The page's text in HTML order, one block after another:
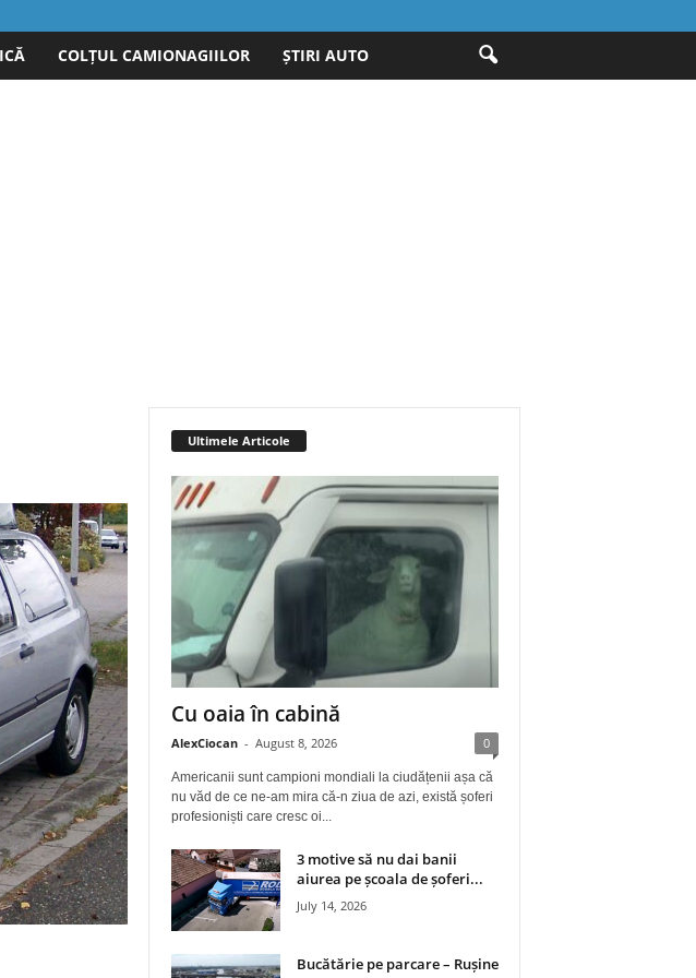
COLȚUL CAMIONAGIILOR ȘTIRI AUTO
Ultimele Articole
Cu oaia în cabină
AlexCiocan - August 8, 2026 0
Americanii sunt campioni mondiali la ciudățenii așa că
nu văd de ce ne-am mira că-n ziua de azi, există șoferi
profesioniști care cresc oi...
3 motive să nu dai banii
aiurea pe școala de șoferi...
July 14, 2026
Bucătărie pe parcare – Rușine